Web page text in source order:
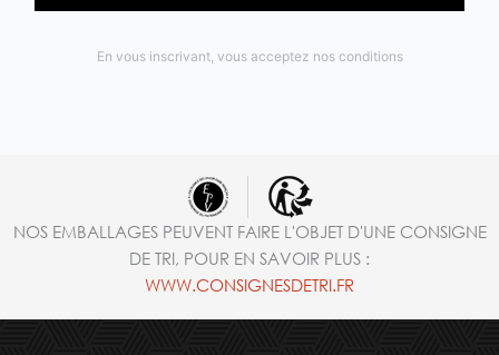
En vous inscrivant, vous acceptez nos conditions
NOS EMBALLAGES PEUVENT FAIRE L'OBJET D'UNE CONSIGNE
DE TRI, POUR EN SAVOIR PLUS :
WWW.CONSIGNESDETRI.FR